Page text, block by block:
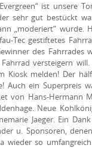
ist unsere
sehr gut bestückt
„moderiert“ wurde.
Tec gestiftetes
des Fahrrades
versteigern
Kiosk melden! Der
Auch ein Superpreis
von Hans-Hermann
Neue
Jaeger. Ein
u. Sponsoren,
wieder so